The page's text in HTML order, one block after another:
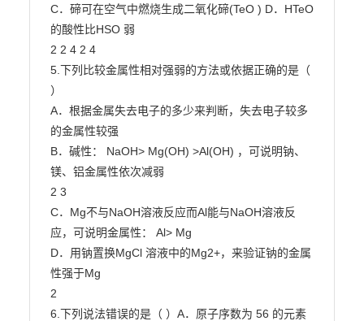
C．碲可在空气中燃烧生成二氧化碲(TeO ) D．HTeO
的酸性比HSO 弱
2 2 4 2 4
5.下列比较金属性相对强弱的方法或依据正确的是（
）
A．根据金属失去电子的多少来判断，失去电子较多
的金属性较强
B．碱性： NaOH> Mg(OH) >Al(OH) ，可说明钠、
镁、铝金属性依次减弱
2 3
C．Mg不与NaOH溶液反应而Al能与NaOH溶液反
应，可说明金属性： Al> Mg
D．用钠置换MgCl 溶液中的Mg2+，来验证钠的金属
性强于Mg
2
6.下列说法错误的是（ ）A．原子序数为 56 的元素